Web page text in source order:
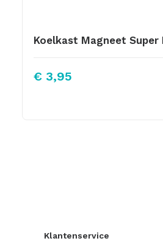
Koelkast Magneet Super
€ 3,95
Klantenservice